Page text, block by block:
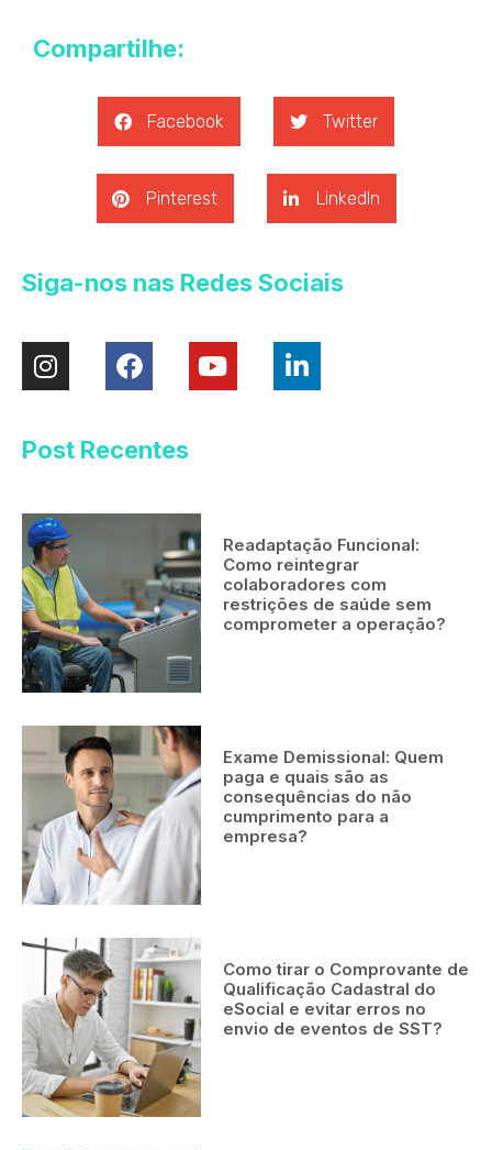
Compartilhe:
Facebook Twitter
Pinterest LinkedIn
Siga-nos nas Redes Sociais
Post Recentes
Readaptação Funcional:
Como reintegrar
colaboradores com
restrições de saúde sem
comprometer a operação?
Exame Demissional: Quem
paga e quais são as
consequências do não
cumprimento para a
empresa?
Como tirar o Comprovante de
Qualificação Cadastral do
eSocial e evitar erros no
envio de eventos de SST?